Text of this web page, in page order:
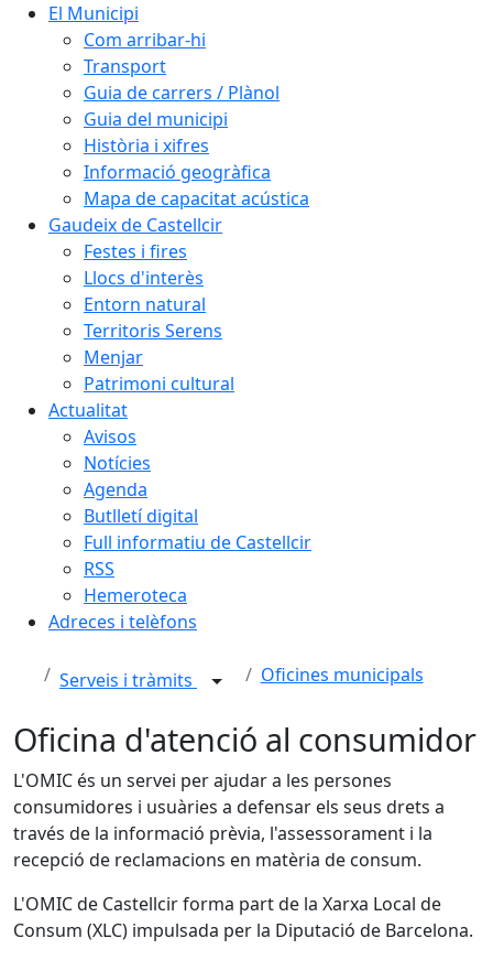
El Municipi
Com arribar-hi
Transport
Guia de carrers / Plànol
Guia del municipi
Història i xifres
Informació geogràfica
Mapa de capacitat acústica
Gaudeix de Castellcir
Festes i fires
Llocs d'interès
Entorn natural
Territoris Serens
Menjar
Patrimoni cultural
Actualitat
Avisos
Notícies
Agenda
Butlletí digital
Full informatiu de Castellcir
RSS
Hemeroteca
Adreces i telèfons
Serveis i tràmits Oficines municipals
Oficina d'atenció al consumidor
L'OMIC és un servei per ajudar a les persones
consumidores i usuàries a defensar els seus drets a
través de la informació prèvia, l'assessorament i la
recepció de reclamacions en matèria de consum.
L'OMIC de Castellcir forma part de la Xarxa Local de
Consum (XLC) impulsada per la Diputació de Barcelona.